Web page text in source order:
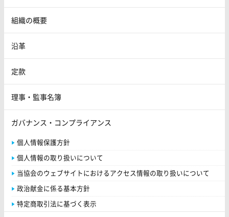
組織の概要
沿革
定款
理事・監事名簿
ガバナンス・コンプライアンス
個人情報保護方針
個人情報の取り扱いについて
当協会のウェブサイトにおけるアクセス情報の取り扱いについて
政治献金に係る基本方針
特定商取引法に基づく表示